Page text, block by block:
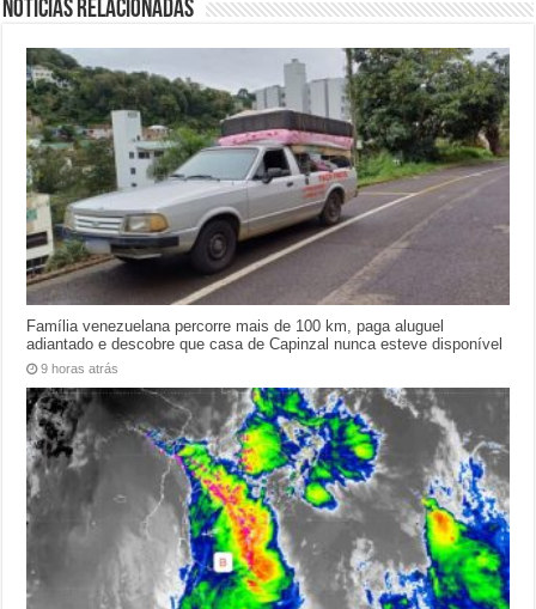
Notícias relacionadas
Família venezuelana percorre mais de 100 km, paga aluguel
adiantado e descobre que casa de Capinzal nunca esteve disponível
9 horas atrás